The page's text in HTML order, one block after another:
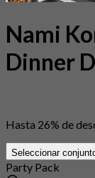
Nami
Dinner
Hasta 26% de
Seleccionar
Party Pack